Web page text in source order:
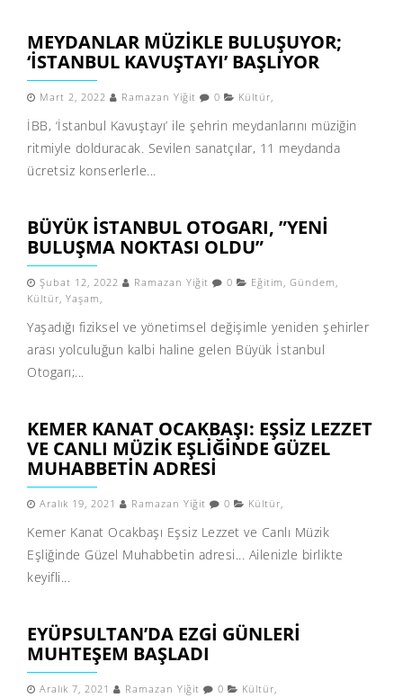
MEYDANLAR MÜZİKLE BULUŞUYOR;
‘İSTANBUL KAVUŞTAYI’ BAŞLIYOR
Mart 2, 2022 Ramazan Yiğit 0 Kültür,
İBB, ‘İstanbul Kavuştayı’ ile şehrin meydanlarını müziğin
ritmiyle dolduracak. Sevilen sanatçılar, 11 meydanda
ücretsiz konserlerle...
BÜYÜK İSTANBUL OTOGARI, ”YENİ
BULUŞMA NOKTASI OLDU”
Şubat 12, 2022 Ramazan Yiğit 0 Eğitim , Gündem ,
Kültür, Yaşam ,
Yaşadığı fiziksel ve yönetimsel değişimle yeniden şehirler
arası yolculuğun kalbi haline gelen Büyük İstanbul
Otogarı;...
KEMER KANAT OCAKBAŞI: EŞSİZ LEZZET
VE CANLI MÜZİK EŞLİĞİNDE GÜZEL
MUHABBETİN ADRESİ
Aralık 19, 2021 Ramazan Yiğit 0 Kültür,
Kemer Kanat Ocakbaşı Eşsiz Lezzet ve Canlı Müzik
Eşliğinde Güzel Muhabbetin adresi... Ailenizle birlikte
keyifli...
EYÜPSULTAN’DA EZGI GÜNLERI
MUHTEŞEM BAŞLADI
Aralık 7, 2021 Ramazan Yiğit 0 Kültür,